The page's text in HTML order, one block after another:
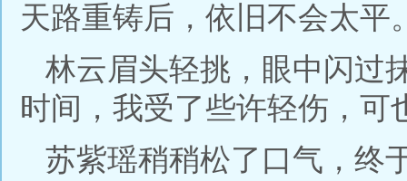
天路重铸后，依旧不会太平
林云眉头轻挑，眼中闪过
时间，我受了些许轻伤，可
苏紫瑶稍稍松了口气，终